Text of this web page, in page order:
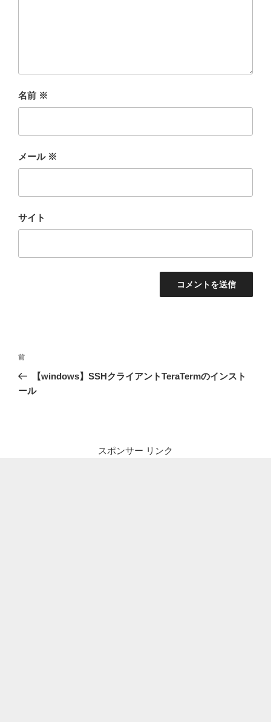
名前 ※
メール ※
サイト
投
前
の
前
【windows】SSHクライアントTeraTermのインスト
ール
スポンサー リンク